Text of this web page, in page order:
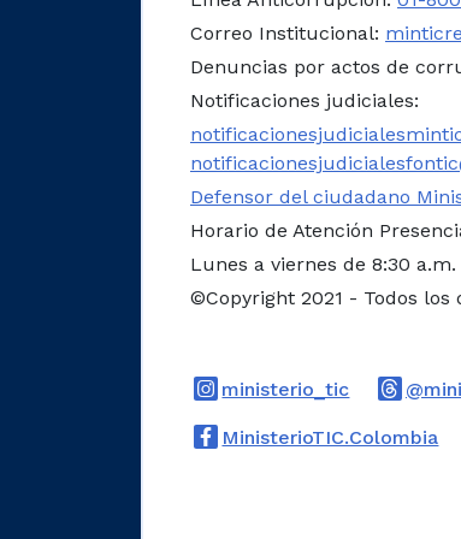
Correo Institucional:
Denuncias por actos de
Notificaciones judiciales:
Defensor del ciudadano
Horario de Atención
Lunes a viernes de 8:30
©Copyright 2021 - Todos los
ministerio_ticLogo
MinisterioTIC.Colombia